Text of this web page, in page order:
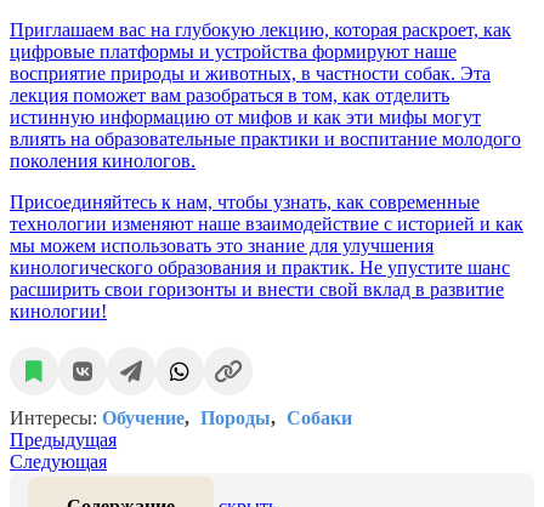
Приглашаем вас на глубокую лекцию, которая раскроет, как
цифровые платформы и устройства формируют наше
восприятие природы и животных, в частности собак. Эта
лекция поможет вам разобраться в том, как отделить
истинную информацию от мифов и как эти мифы могут
влиять на образовательные практики и воспитание молодого
поколения кинологов.
Присоединяйтесь к нам, чтобы узнать, как современные
технологии изменяют наше взаимодействие с историей и как
мы можем использовать это знание для улучшения
кинологического образования и практик. Не упустите шанс
расширить свои горизонты и внести свой вклад в развитие
кинологии!
Интересы: Обучение Породы
Собаки
Предыдущая
Следующая